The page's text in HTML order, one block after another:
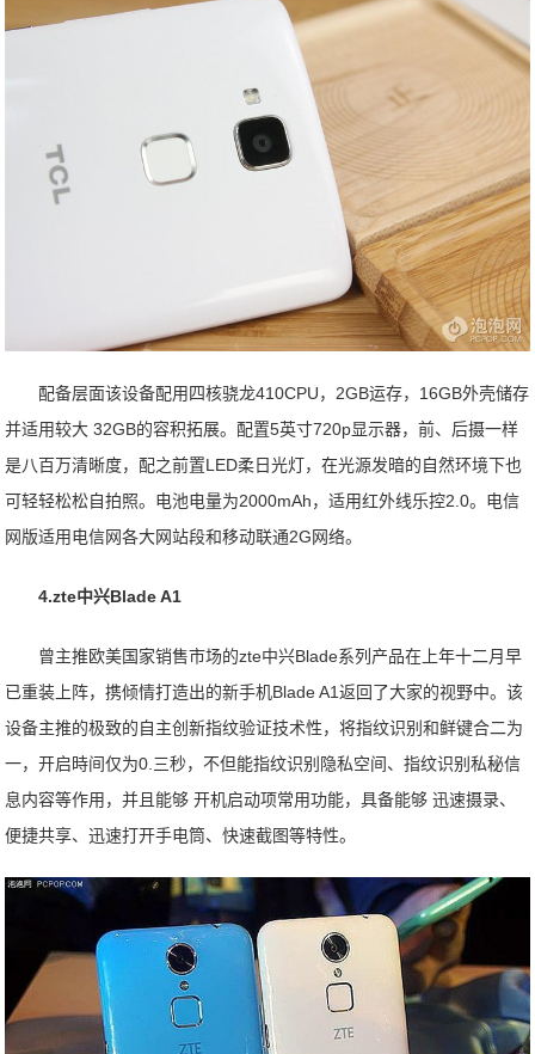
配备层面该设备配用四核骁龙410CPU，2GB运存，16GB外壳储存
并适用较大 32GB的容积拓展。配置5英寸720p显示器，前、后摄一样
是八百万清晰度，配之前置LED柔日光灯，在光源发暗的自然环境下也
可轻轻松松自拍照。电池电量为2000mAh，适用红外线乐控2.0。电信
网版适用电信网各大网站段和移动联通2G网络。
4.zte中兴Blade A1
曾主推欧美国家销售市场的zte中兴Blade系列产品在上年十二月早
已重装上阵，携倾情打造出的新手机Blade A1返回了大家的视野中。该
设备主推的极致的自主创新指纹验证技术性，将指纹识别和鲜键合二为
一，开启時间仅为0.三秒，不但能指纹识别隐私空间、指纹识别私秘信
息内容等作用，并且能够 开机启动项常用功能，具备能够 迅速摄录、
便捷共享、迅速打开手电筒、快速截图等特性。